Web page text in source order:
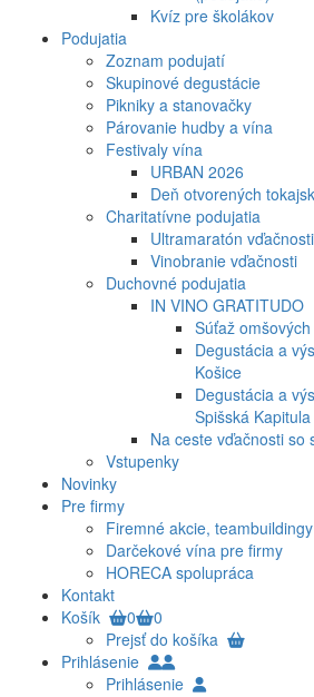
Kvíz pre školákov
Podujatia
Zoznam podujatí
Skupinové degustácie
Pikniky a stanovačky
Párovanie hudby a vína
Festivaly vína
URBAN 2026
Deň otvorených
Charitatívne podujatia
Ultramaratón vďačnosti
Vinobranie vďačnosti
Duchovné podujatia
IN VINO GRATITUDO
Súťaž
Degustácia a
Košice
Degustácia a
Spišská Kapitula
Na ceste vďačnosti so
Vstupenky
Novinky
Pre firmy
Firemné akcie, teambuildingy
Darčekové vína pre firmy
HORECA spolupráca
Kontakt
Košík
0
0
Prejsť do košíka
Prihlásenie
Prihlásenie